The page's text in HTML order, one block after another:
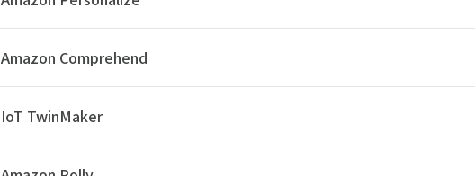
Amazon Comprehend
IoT TwinMaker